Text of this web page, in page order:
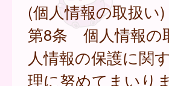
(個人情報の取扱い)
第8条 個人情報の
人情報の保護に関
理に努めてまいり